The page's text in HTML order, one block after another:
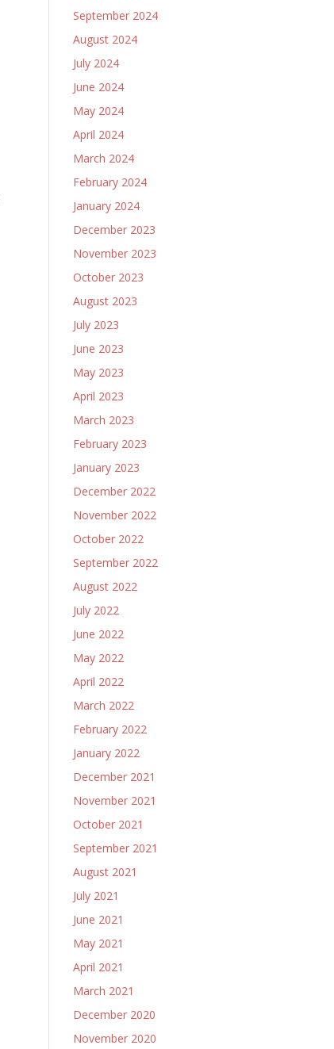
September 2024
August 2024
July 2024
June 2024
May 2024
April 2024
March 2024
February 2024
January 2024
December 2023
November 2023
October 2023
August 2023
July 2023
June 2023
May 2023
April 2023
March 2023
February 2023
January 2023
December 2022
November 2022
October 2022
September 2022
August 2022
July 2022
June 2022
May 2022
April 2022
March 2022
February 2022
January 2022
December 2021
November 2021
October 2021
September 2021
August 2021
July 2021
June 2021
May 2021
April 2021
March 2021
December 2020
November 2020